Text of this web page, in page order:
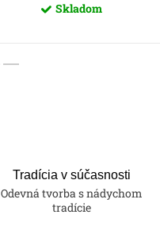
Skladom
Tradícia v súčasnosti
Odevná tvorba s nádychom
tradície